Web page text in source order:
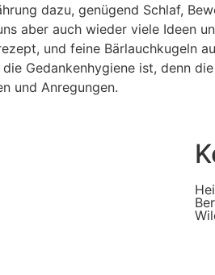
dazu, genü­gend Schlaf,
aber auch wie­der vie­le Ideen
und fei­ne Bär­lauch­ku­geln
Gedan­ken­hy­gie­ne ist, denn
und Anregungen.